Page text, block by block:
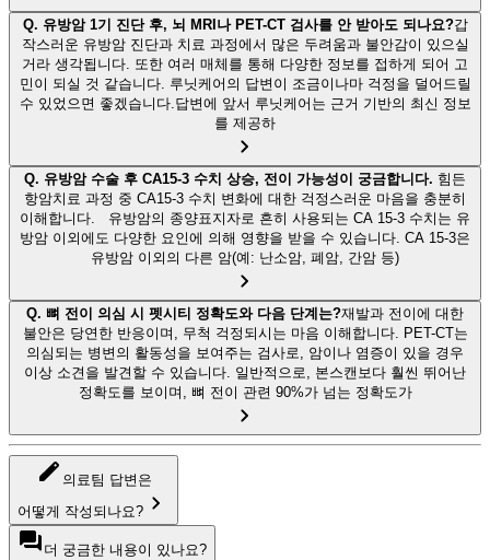
Q. 유방암 1기 진단 후, 뇌 MRI나 PET-CT 검사를 안 받아도 되나요?갑
작스러운 유방암 진단과 치료 과정에서 많은 두려움과 불안감이 있으실
거라 생각됩니다. 또한 여러 매체를 통해 다양한 정보를 접하게 되어 고
민이 되실 것 같습니다. 루닛케어의 답변이 조금이나마 걱정을 덜어드릴
수 있었으면 좋겠습니다.답변에 앞서 루닛케어는 근거 기반의 최신 정보
를 제공하
Q. 유방암 수술 후 CA15-3 수치 상승, 전이 가능성이 궁금합니다. 힘든
항암치료 과정 중 CA15-3 수치 변화에 대한 걱정스러운 마음을 충분히
이해합니다. 유방암의 종양표지자로 흔히 사용되는 CA 15-3 수치는 유
방암 이외에도 다양한 요인에 의해 영향을 받을 수 있습니다. CA 15-3은
유방암 이외의 다른 암(예: 난소암, 폐암, 간암 등)
Q. 뼈 전이 의심 시 펫시티 정확도와 다음 단계는?재발과 전이에 대한
불안은 당연한 반응이며, 무척 걱정되시는 마음 이해합니다. PET-CT는
의심되는 병변의 활동성을 보여주는 검사로, 암이나 염증이 있을 경우
이상 소견을 발견할 수 있습니다. 일반적으로, 본스캔보다 훨씬 뛰어난
정확도를 보이며, 뼈 전이 관련 90%가 넘는 정확도가
의료팀 답변은
어떻게 작성되나요?
더 궁금한 내용이 있나요?